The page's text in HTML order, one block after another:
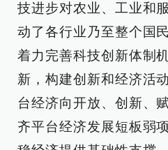
技进步对农业、工业和
动了各行业乃至整个国
着力完善科技创新体制
新，构建创新和经济活
台经济向开放、创新、
齐平台经济发展短板弱